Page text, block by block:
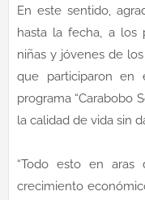
En este sentido,
hasta la fecha, a los
niñas y jóvenes de
que participaron en
programa “Carabobo
la calidad de vida sin
“Todo esto en
crecimiento